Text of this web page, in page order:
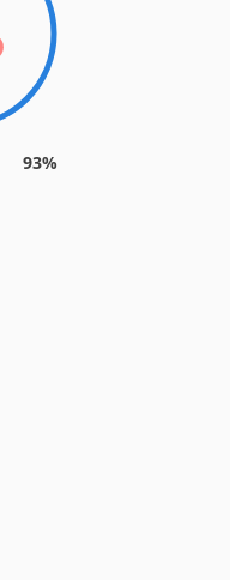
93%